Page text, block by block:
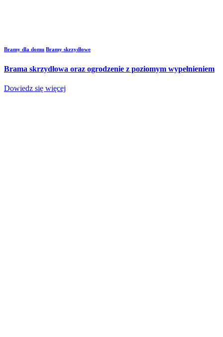
Bramy dla domu Bramy skrzydłowe
Brama skrzydłowa oraz ogrodzenie z poziomym wypełnieniem
Dowiedz się więcej